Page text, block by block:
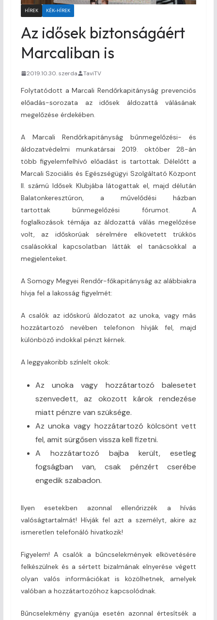
HÍREK KÉK-HÍREK
Az idősek biztonságáért
Marcaliban is
2019.10.30. szerda TaviTV
Folytatódott a Marcali Rendőrkapitányság prevenciós
előadás-sorozata az idősek áldozattá válásának
megelőzése érdekében.
A Marcali Rendőrkapitányság bűnmegelőzési- és
áldozatvédelmi munkatársai 2019. október 28-án
több figyelemfelhívó előadást is tartottak. Délelőtt a
Marcali Szociális és Egészségügyi Szolgáltató Központ
II. számú Idősek Klubjába látogattak el, majd délután
Balatonkeresztúron, a művelődési házban
tartottak bűnmegelőzési fórumot. A
foglalkozások témája az áldozattá válás megelőzése
volt, az időskorúak sérelmére elkövetett trükkös
csalásokkal kapcsolatban látták el tanácsokkal a
megjelenteket.
A Somogy Megyei Rendőr-főkapitányság az alábbiakra
hívja fel a lakosság figyelmét:
A csalók az időskorú áldozatot az unoka, vagy más
hozzátartozó nevében telefonon hívják fel, majd
különböző indokkal pénzt kérnek.
A leggyakoribb színlelt okok:
Az unoka vagy hozzátartozó balesetet
szenvedett, az okozott károk rendezése
miatt pénzre van szüksége.
Az unoka vagy hozzátartozó kölcsönt vett
fel, amit sürgősen vissza kell fizetni.
A hozzátartozó bajba került, esetleg
fogságban van, csak pénzért cserébe
engedik szabadon.
Ilyen esetekben azonnal ellenőrizzék a hívás
valóságtartalmát! Hívják fel azt a személyt, akire az
ismeretlen telefonáló hivatkozik!
Figyelem! A csalók a bűncselekmények elkövetésére
felkészülnek és a sértett bizalmának elnyerése végett
olyan valós információkat is közölhetnek, amelyek
valóban a hozzátartozóhoz kapcsolódnak.
Bűncselekmény gyanúja esetén azonnal értesítsék a